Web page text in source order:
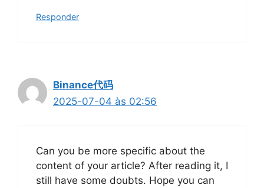
Responder
Binance代码
2025-07-04 às 02:56
Can you be more specific about the
content of your article? After reading it, I
still have some doubts. Hope you can